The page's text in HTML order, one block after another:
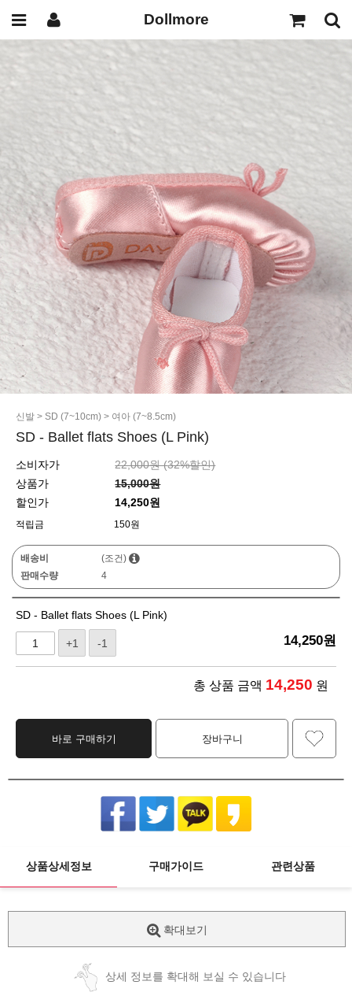
Dollmore
신발 > SD (7~10cm) > 여아 (7~8.5cm)
SD - Ballet flats Shoes (L Pink)
소비자가 22,000원 (32%할인)
상품가
15,000원
할인가
14,250원
적립금 150원
배송비
(조건)
판매수량
4
SD - Ballet flats Shoes (L Pink)
+1 -1 14,250원
총 상품 금액 14,250 원
바로 구매하기 장바구니
상품상세정보 구매가이드 관련상품
확대보기
상세 정보를 확대해 보실 수 있습니다